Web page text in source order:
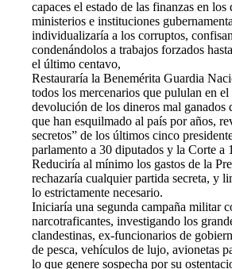
capaces el estado de las finanzas en los
ministerios e instituciones
individualizaría a los corruptos,
condenándolos a trabajos forzados
el último centavo,
Restauraría la Benemérita Guardia
todos los mercenarios que pululan en
devolución de los dineros mal ganados
que han esquilmado al país por años,
secretos” de los últimos cinco
parlamento a 30 diputados y la Corte a
Reduciría al mínimo los gastos de la
rechazaría cualquier partida secreta, y
lo estrictamente necesario.
Iniciaría una segunda campaña militar
narcotraficantes, investigando los
clandestinas, ex-funcionarios de
de pesca, vehículos de lujo, avionetas
lo que genere sospecha por su